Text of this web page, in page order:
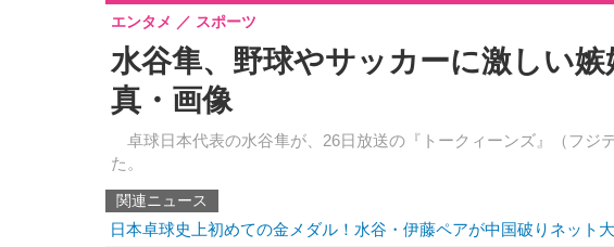
水谷隼、野球やサッカーに激しい
真・画像
卓球日本代表の水谷隼が、26日放送の『トークィーンズ』（フジ
た。
エンタメ スポーツ
関連ニュース
日本卓球史上初めての金メダル！水谷・伊藤ペアが中国破りネット大